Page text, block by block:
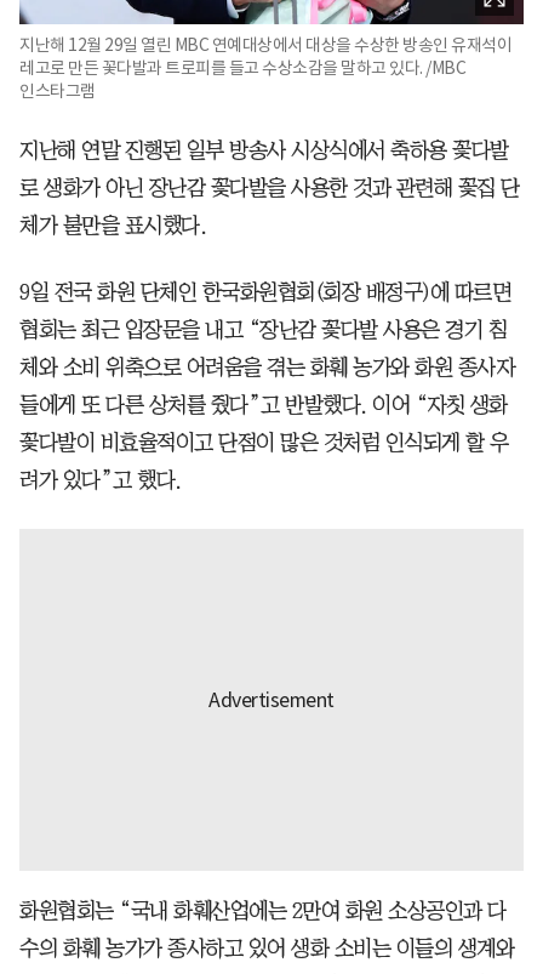
지난해 12월 29일 열린 MBC 연예대상에서 대상을 수상한 방송인 유재석이
레고로 만든 꽃다발과 트로피를 들고 수상소감을 말하고 있다. /MBC
인스타그램
지난해 연말 진행된 일부 방송사 시상식에서 축하용 꽃다발
로 생화가 아닌 장난감 꽃다발을 사용한 것과 관련해 꽃집 단
체가 불만을 표시했다.
9일 전국 화원 단체인 한국화원협회(회장 배정구)에 따르면
협회는 최근 입장문을 내고 “장난감 꽃다발 사용은 경기 침
체와 소비 위축으로 어려움을 겪는 화훼 농가와 화원 종사자
들에게 또 다른 상처를 줬다”고 반발했다. 이어 “자칫 생화
꽃다발이 비효율적이고 단점이 많은 것처럼 인식되게 할 우
려가 있다”고 했다.
화원협회는 “국내 화훼산업에는 2만여 화원 소상공인과 다
수의 화훼 농가가 종사하고 있어 생화 소비는 이들의 생계와